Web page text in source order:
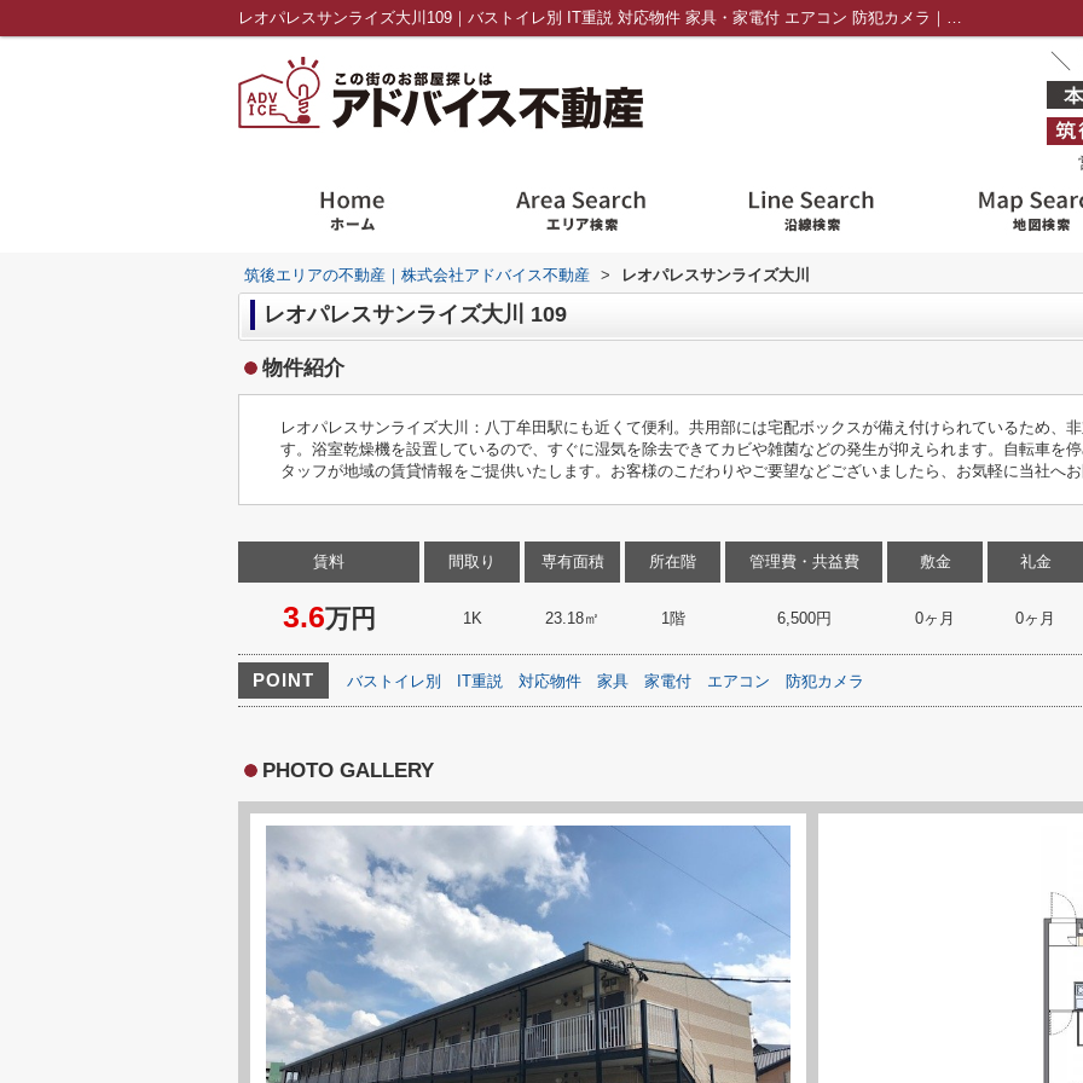
レオパレスサンライズ大川109｜バストイレ別 IT重説 対応物件 家具・家電付 エアコン 防犯カメラ｜筑後エリアの不動産｜株式会社アドバイス不動産
筑後エリアの不動産｜株式会社アドバイス不動産 > レオパレスサンライズ大川
レオパレスサンライズ大川 109
物件紹介
レオパレスサンライズ大川：八丁牟田駅にも近くて便利。共用部には宅配ボックスが備え付けられているため、
す。浴室乾燥機を設置しているので、すぐに湿気を除去できてカビや雑菌などの発生が抑えられます。自転車を
タッフが地域の賃貸情報をご提供いたします。お客様のこだわりやご要望などございましたら、お気軽に当社へ
賃料
3.6万円
間取り
1K
専有面積
23.18㎡
所在階
1階
管理費・共益費
6,500円
敷金
0ヶ月
礼金
0ヶ月
POINT バストイレ別 IT重説 対応物件 家具 家電付 エアコン 防犯カメラ
PHOTO GALLERY